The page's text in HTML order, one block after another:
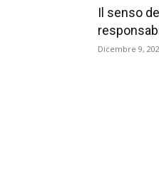
Il senso
Dicembre 9,